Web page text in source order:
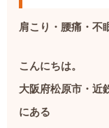
肩こり・腰痛・不
こんにちは。
大阪府松原市・近
にある